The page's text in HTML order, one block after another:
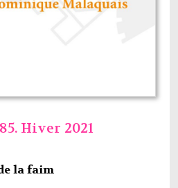
Hiver 2021
la faim